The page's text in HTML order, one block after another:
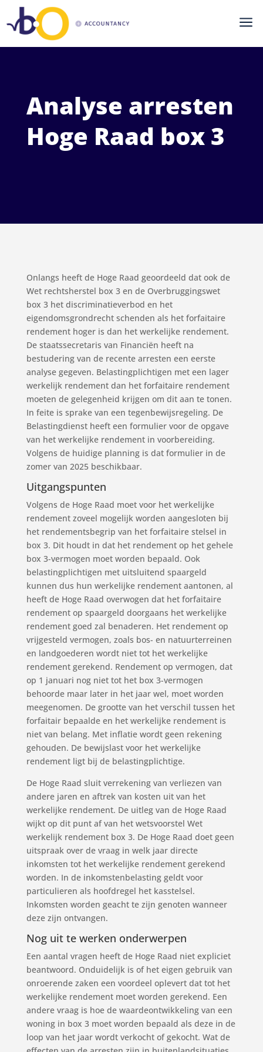
a
Analyse arresten
Hoge Raad box 3
Onlangs heeft de Hoge Raad geoordeeld dat ook de
Wet rechtsherstel box 3 en de Overbruggingswet
box 3 het discriminatieverbod en het
eigendomsgrondrecht schenden als het forfaitaire
rendement hoger is dan het werkelijke rendement.
De staatssecretaris van Financiën heeft na
bestudering van de recente arresten een eerste
analyse gegeven. Belastingplichtigen met een lager
werkelijk rendement dan het forfaitaire rendement
moeten de gelegenheid krijgen om dit aan te tonen.
In feite is sprake van een tegenbewijsregeling. De
Belastingdienst heeft een formulier voor de opgave
van het werkelijke rendement in voorbereiding.
Volgens de huidige planning is dat formulier in de
zomer van 2025 beschikbaar.
Uitgangspunten
Volgens de Hoge Raad moet voor het werkelijke
rendement zoveel mogelijk worden aangesloten bij
het rendementsbegrip van het forfaitaire stelsel in
box 3. Dit houdt in dat het rendement op het gehele
box 3-vermogen moet worden bepaald. Ook
belastingplichtigen met uitsluitend spaargeld
kunnen dus hun werkelijke rendement aantonen, al
heeft de Hoge Raad overwogen dat het forfaitaire
rendement op spaargeld doorgaans het werkelijke
rendement goed zal benaderen. Het rendement op
vrijgesteld vermogen, zoals bos- en natuurterreinen
en landgoederen wordt niet tot het werkelijke
rendement gerekend. Rendement op vermogen, dat
op 1 januari nog niet tot het box 3-vermogen
behoorde maar later in het jaar wel, moet worden
meegenomen. De grootte van het verschil tussen het
forfaitair bepaalde en het werkelijke rendement is
niet van belang. Met inflatie wordt geen rekening
gehouden. De bewijslast voor het werkelijke
rendement ligt bij de belastingplichtige.
De Hoge Raad sluit verrekening van verliezen van
andere jaren en aftrek van kosten uit van het
werkelijke rendement. De uitleg van de Hoge Raad
wijkt op dit punt af van het wetsvoorstel Wet
werkelijk rendement box 3. De Hoge Raad doet geen
uitspraak over de vraag in welk jaar directe
inkomsten tot het werkelijke rendement gerekend
worden. In de inkomstenbelasting geldt voor
particulieren als hoofdregel het kasstelsel.
Inkomsten worden geacht te zijn genoten wanneer
deze zijn ontvangen.
Nog uit te werken onderwerpen
Een aantal vragen heeft de Hoge Raad niet expliciet
beantwoord. Onduidelijk is of het eigen gebruik van
onroerende zaken een voordeel oplevert dat tot het
werkelijke rendement moet worden gerekend. Een
andere vraag is hoe de waardeontwikkeling van een
woning in box 3 moet worden bepaald als deze in de
loop van het jaar wordt verkocht of gekocht. Wat de